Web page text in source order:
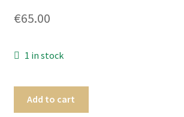
Homme
€65.00
1 in stock
Add to cart